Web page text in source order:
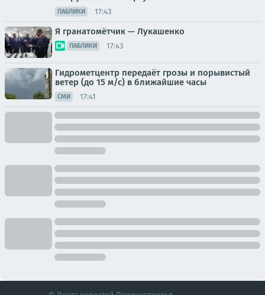
ПАБЛИКИ 17:43
Я гранатомётчик — Лукашенко
ПАБЛИКИ 17:43
Гидрометцентр передаёт грозы и порывистый
ветер (до 15 м/с) в ближайшие часы
СМИ 17:41